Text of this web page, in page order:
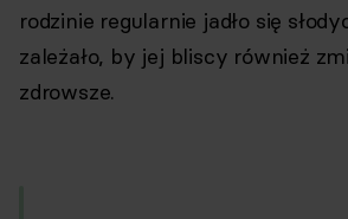
rodzinie regularnie jadło się
zależało, by jej bliscy również
zdrowsze.